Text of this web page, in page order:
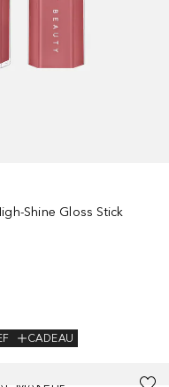
Shine Gloss Stick
CADEAU